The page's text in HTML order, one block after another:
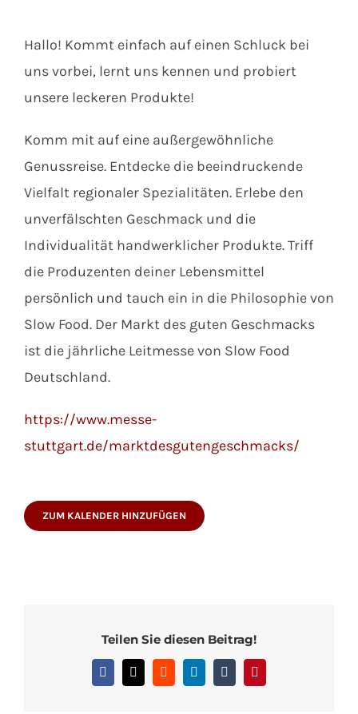
Hallo! Kommt einfach auf einen Schluck bei
uns vorbei, lernt uns kennen und probiert
unsere leckeren Produkte!
Komm mit auf eine außergewöhnliche
Genussreise. Entdecke die beeindruckende
Vielfalt regionaler Spezialitäten. Erlebe den
unverfälschten Geschmack und die
Individualität handwerklicher Produkte. Triff
die Produzenten deiner Lebensmittel
persönlich und tauch ein in die Philosophie von
Slow Food. Der Markt des guten Geschmacks
ist die jährliche Leitmesse von Slow Food
Deutschland.
https://www.messe-
stuttgart.de/marktdesgutengeschmacks/
ZUM KALENDER HINZUFÜGEN
Teilen Sie diesen Beitrag!
Facebook
X RedditLinkedInTumblrPinterest